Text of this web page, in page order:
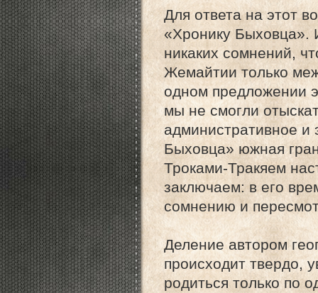
Для ответа на этот
«Хронику Быховца».
никаких сомнений,
Жемайтии только
одном предложении
мы не смогли
административное и
Быховца» южная
Троками-Тракяем
заключаем: в его
сомнению и
Деление автором
происходит твердо,
родиться только по